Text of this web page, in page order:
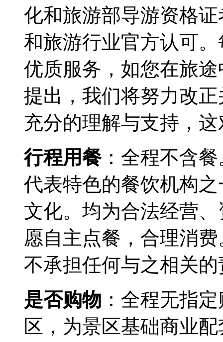
化和旅游部导游资格
和旅游行业官方认可
优质服务，如您在旅
提出，我们将努力改
充分的理解与支持，
行程用餐：全程不含
代表特色的餐饮机构
文化。均为合法经营
愿自主点餐，合理消
不承担任何与之相关
是否购物 ：全程无指
区，为景区基础商业